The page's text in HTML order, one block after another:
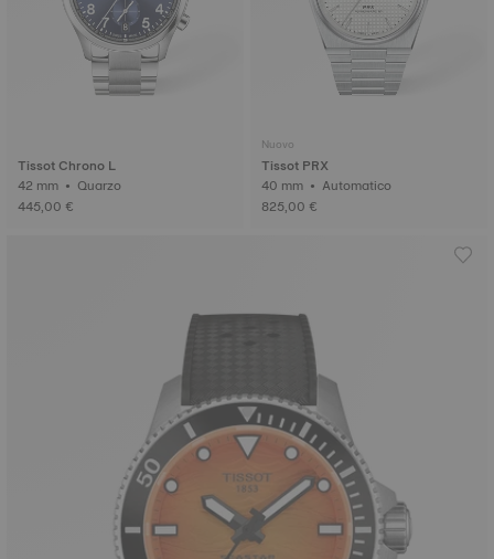
Tissot Chrono L
42 mm • Quarzo
445,00 €
Nuovo
Tissot PRX
40 mm • Automatico
825,00 €